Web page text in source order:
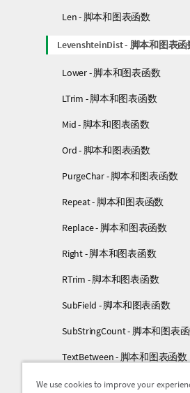
Len - 脚本和图表函数
LevenshteinDist - 脚本和图表函
Lower - 脚本和图表函数
LTrim - 脚本和图表函数
Mid - 脚本和图表函数
Ord - 脚本和图表函数
PurgeChar - 脚本和图表函数
Repeat - 脚本和图表函数
Replace - 脚本和图表函数
Right - 脚本和图表函数
RTrim - 脚本和图表函数
SubField - 脚本和图表函数
SubStringCount - 脚本和图表
TextBetween - 脚本和图表函数
Trim - 脚本和图表函数
We use cookies to improve your